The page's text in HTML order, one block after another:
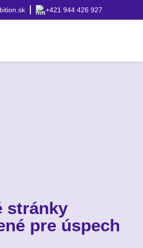
+421 944 426 927
stránky
pre úspech